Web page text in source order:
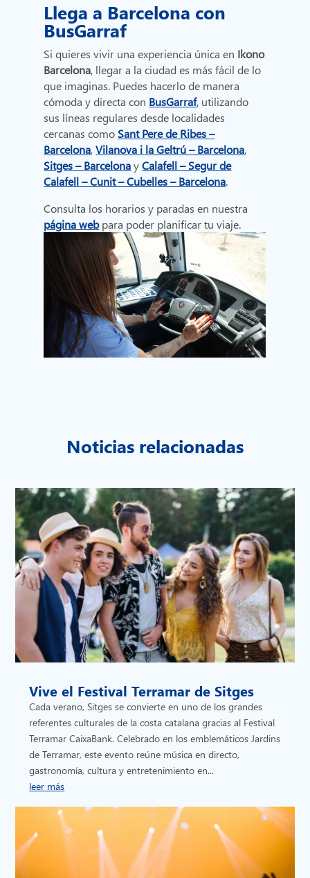
Llega a Barcelona con
BusGarraf
Si quieres vivir una experiencia única en Ikono
Barcelona, llegar a la ciudad es más fácil de lo
que imaginas. Puedes hacerlo de manera
cómoda y directa con BusGarraf, utilizando
sus líneas regulares desde localidades
cercanas como Sant Pere de Ribes –
Barcelona, Vilanova i la Geltrú – Barcelona,
Sitges – BarcelonayCalafell – Segur de
Calafell – Cunit – Cubelles – Barcelona.
Consulta los horarios y paradas en nuestra
página webpara poder planificar tu viaje.
Noticias relacionadas
Vive el Festival Terramar de Sitges
Cada verano, Sitges se convierte en uno de los grandes
referentes culturales de la costa catalana gracias al Festival
Terramar CaixaBank. Celebrado en los emblemáticos Jardins
de Terramar, este evento reúne música en directo,
gastronomía, cultura y entretenimiento en...
leer más